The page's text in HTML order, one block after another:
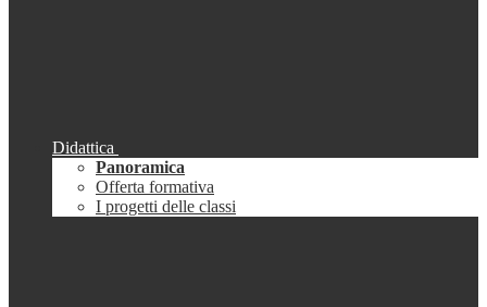
Didattica
Panoramica
Offerta formativa
I progetti delle classi